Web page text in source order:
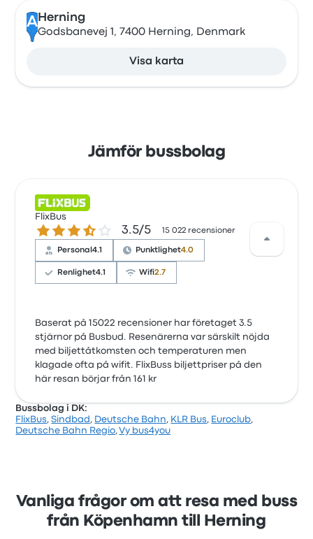
A Herning
Godsbanevej 1, 7400 Herning, Denmark
Visa karta
Jämför bussbolag
FlixBus
3.5 ur 5 stjärnor 3.5/5 15 022 recensioner
Personal4.1 Punktlighet4.0
Renlighet4.1 Wifi2.7
Baserat på 15022 recensioner har företaget 3.5
stjärnor på Busbud. Resenärerna var särskilt nöjda
med biljettåtkomsten och temperaturen men
klagade ofta på wifit. FlixBuss biljettpriser på den
här resan börjar från 161 kr
Bussbolag i DK:
FlixBus,Sindbad , Deutsche Bahn, KLR Bus, Euroclub,
Deutsche Bahn Regio,Vy bus4you
Vanliga frågor om att resa med buss
från Köpenhamn till Herning